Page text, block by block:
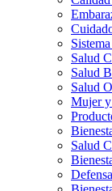
Salud
Salud
Salud
Mujer
Salud